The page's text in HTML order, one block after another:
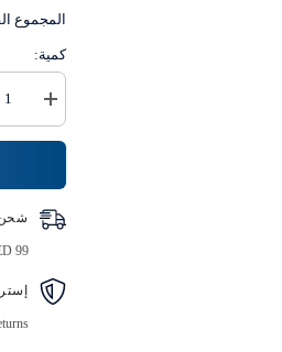
المجموع
كمية:
زيادة
كمية
لفة
و
ورقية
للبيئة
واحدة
12
قطعة
99